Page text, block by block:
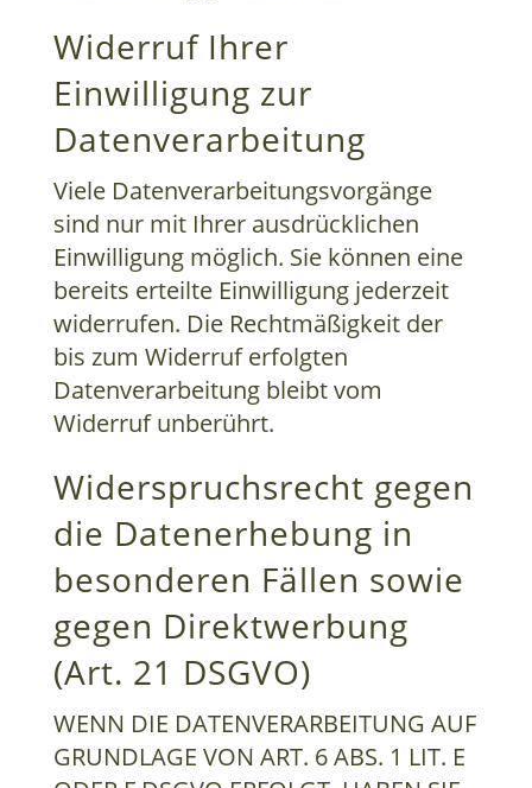
Widerruf Ihrer
Einwilligung zur
Datenverarbeitung
Viele Datenverarbeitungsvorgänge
sind nur mit Ihrer ausdrücklichen
Einwilligung möglich. Sie können eine
bereits erteilte Einwilligung jederzeit
widerrufen. Die Rechtmäßigkeit der
bis zum Widerruf erfolgten
Datenverarbeitung bleibt vom
Widerruf unberührt.
Widerspruchsrecht gegen
die Datenerhebung in
besonderen Fällen sowie
gegen Direktwerbung
(Art. 21 DSGVO)
WENN DIE DATENVERARBEITUNG AUF
GRUNDLAGE VON ART. 6 ABS. 1 LIT. E